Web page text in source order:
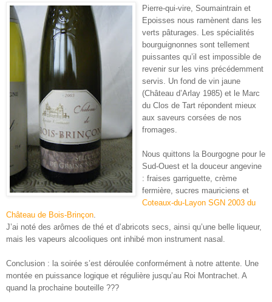
Pierre-qui-vire, Soumaintrain et
Epoisses nous ramènent dans les
verts pâturages. Les spécialités
bourguignonnes sont tellement
puissantes qu’il est impossible de
revenir sur les vins précédemment
servis. Un fond de vin jaune
(Château d’Arlay 1985) et le Marc
du Clos de Tart répondent mieux
aux saveurs corsées de nos
fromages.
Nous quittons la Bourgogne pour le
Sud-Ouest et la douceur angevine
: fraises garriguette, crème
fermière, sucres mauriciens et
Coteaux-du-Layon SGN 2003 du
Château de Bois-Brinçon
J’ai noté des arômes de thé et d’abricots secs, ainsi qu’une belle liqueur,
mais les vapeurs alcooliques ont inhibé mon instrument nasal.
Conclusion : la soirée s’est déroulée conformément à notre attente. Une
montée en puissance logique et régulière jusqu’au Roi Montrachet. A
quand la prochaine bouteille ???